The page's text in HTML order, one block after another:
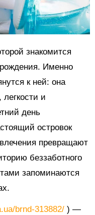
знакомится
Именно
к ней: она
и
день
островок
превращают
беззаботного
запоминаются
brnd-313882/ ) —